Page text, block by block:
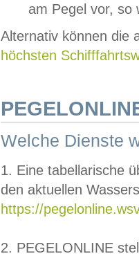
am Pegel vor,
Alternativ können die
höchsten
Welche Dienste
1. Eine tabellarische
den aktuellen
https://
2. PEGELONLINE